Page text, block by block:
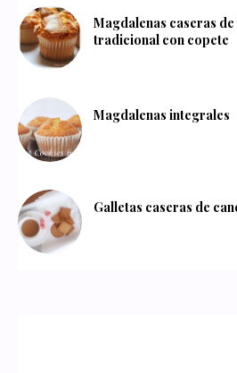
Magdalenas caseras
tradicional con copete
Magdalenas integrales
Galletas caseras de